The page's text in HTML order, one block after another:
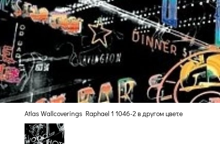
Atlas Wallcoverings Raphael 1 1046-2 в другом цвете